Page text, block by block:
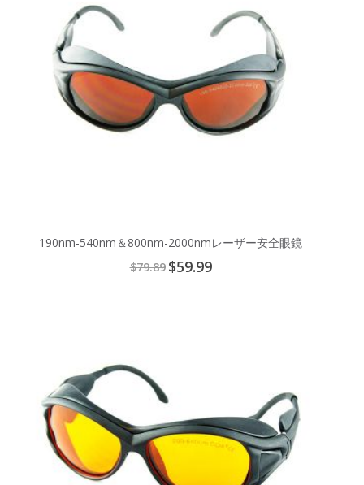
190nm-540nm＆800nm-2000nmレーザー安全眼鏡
$79.89 Special
Price
$59.99